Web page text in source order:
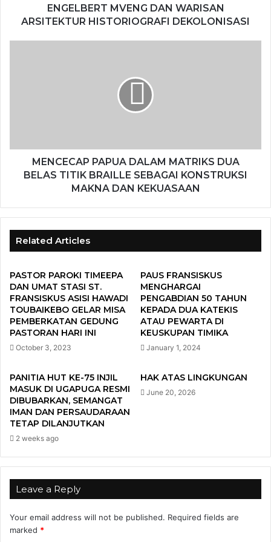
ENGELBERT MVENG DAN WARISAN
ARSITEKTUR HISTORIOGRAFI DEKOLONISASI
MENCECAP PAPUA DALAM MATRIKS DUA
BELAS TITIK BRAILLE SEBAGAI KONSTRUKSI
MAKNA DAN KEKUASAAN
Related Articles
PASTOR PAROKI TIMEEPA
DAN UMAT STASI ST.
FRANSISKUS ASISI HAWADI
TOUBAIKEBO GELAR MISA
PEMBERKATAN GEDUNG
PASTORAN HARI INI
October 3, 2023
PAUS FRANSISKUS
MENGHARGAI
PENGABDIAN 50 TAHUN
KEPADA DUA KATEKIS
ATAU PEWARTA DI
KEUSKUPAN TIMIKA
January 1, 2024
PANITIA HUT KE-75 INJIL
MASUK DI UGAPUGA RESMI
DIBUBARKAN, SEMANGAT
IMAN DAN PERSAUDARAAN
TETAP DILANJUTKAN
2 weeks ago
HAK ATAS LINGKUNGAN
June 20, 2026
Leave a Reply
Your email address will not be published. Required fields are
marked *